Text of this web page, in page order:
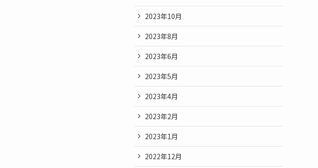
2023年10月
2023年8月
2023年6月
2023年5月
2023年4月
2023年2月
2023年1月
2022年12月